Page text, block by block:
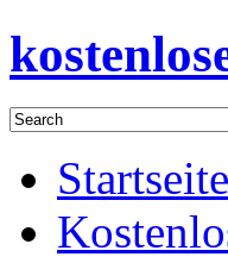
Startseite